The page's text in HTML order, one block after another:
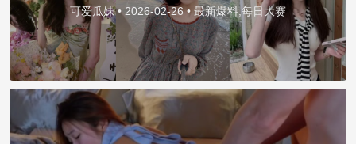
可爱瓜妹 • 2026-02-26 • 最新爆料,每日大赛